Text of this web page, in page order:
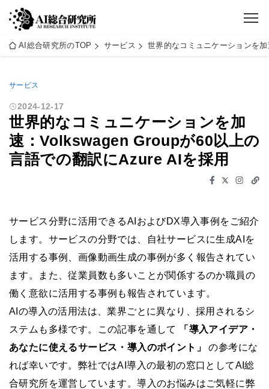
AI総合研究所のTOP サービス 世界的なコミュニケーションを
サービス
2024-12-17
世界的なコミュニケーションを加
速：Volkswagen Groupが60以上の
言語での翻訳にAzure AIを採用
サービス分野に活用できるAIおよびDX導入事例をご紹介
します。サービスの分野では、自社サービスに生成AIを
活用する事例、画像動画生成の事例が多く報告されてい
ます。また、従業員数も多いことが関係するのか職員の
働く意欲に活用する事例も報告されています。
AIの導入の活用法は、業界ごとに異なり、採用されるシ
ステムも多様です。この記事を通して
「導入アイデア・
あなたに使えるサービス・導入のポイント」
の参考にな
れば幸いです。弊社ではAI導入の最初の窓口としてAI総
合研究所を運営しています。導入のお悩みはご気軽に弊